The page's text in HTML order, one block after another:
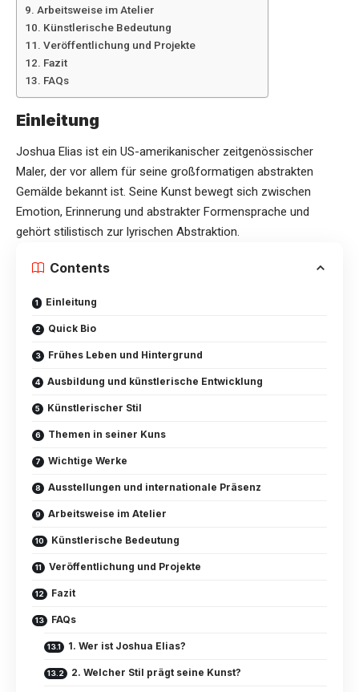
Arbeitsweise im Atelier
Künstlerische Bedeutung
Veröffentlichung und Projekte
Fazit
FAQs
Einleitung
Joshua Elias ist ein US-amerikanischer zeitgenössischer
Maler, der vor allem für seine großformatigen abstrakten
Gemälde bekannt ist. Seine Kunst bewegt sich zwischen
Emotion, Erinnerung und abstrakter Formensprache und
gehört stilistisch zur lyrischen Abstraktion.
Contents
Einleitung
Quick Bio
Frühes Leben und Hintergrund
Ausbildung und künstlerische Entwicklung
Künstlerischer Stil
Themen in seiner Kuns
Wichtige Werke
Ausstellungen und internationale Präsenz
Arbeitsweise im Atelier
Künstlerische Bedeutung
Veröffentlichung und Projekte
Fazit
FAQs
1. Wer ist Joshua Elias?
2. Welcher Stil prägt seine Kunst?